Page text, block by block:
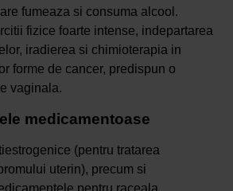
fumeaza si consuma alcool.
fizice foarte intense, indepartarea
iradierea si chimioterapia in
forme de cancer, predispun o
vaginala.
medicamentoase
(pentru tratarea
uterin), precum si
pentru raceala,